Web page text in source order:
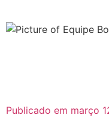
Publicado em março